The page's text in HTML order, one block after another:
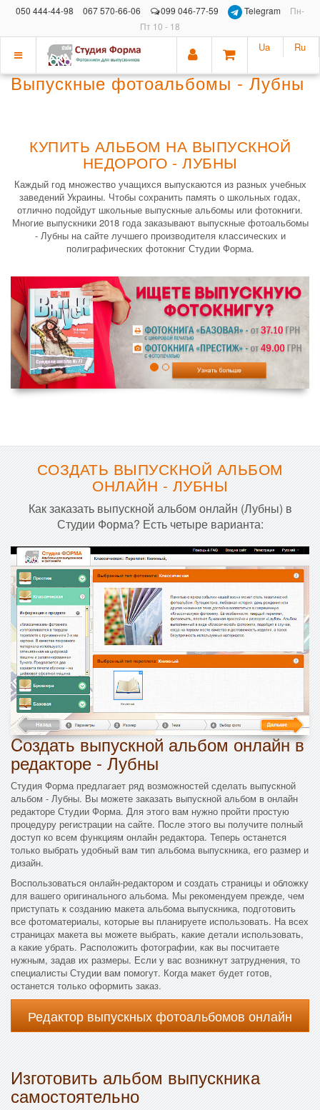
050 444-44-98 067 570-66-06 099 046-77-59 Telegram
Пн-
Пт 10 - 18
Показать
меню
Ua Ru
Выпускные фотоальбомы - Лубны
КУПИТЬ АЛЬБОМ НА ВЫПУСКНОЙ
НЕДОРОГО - ЛУБНЫ
Каждый год множество учащихся выпускаются из разных учебных
заведений Украины. Чтобы сохранить память о школьных годах,
отлично подойдут школьные выпускные альбомы или фотокниги.
Многие выпускники 2018 года заказывают выпускные фотоальбомы
- Лубны на сайте лучшего производителя классических и
полиграфических фотокниг Студии Форма.
СОЗДАТЬ ВЫПУСКНОЙ АЛЬБОМ
ОНЛАЙН - ЛУБНЫ
Как заказать выпускной альбом онлайн (Лубны) в
Студии Форма? Есть четыре варианта:
Cоздать выпускной альбом онлайн в
редакторе - Лубны
Студия Форма предлагает ряд возможностей сделать выпускной
альбом - Лубны. Вы можете заказать выпускной альбом в онлайн
редакторе Студии Форма. Для этого вам нужно пройти простую
процедуру регистрации на сайте. После этого вы получите полный
доступ ко всем функциям онлайн редактора. Теперь останется
только выбрать удобный вам тип альбома выпускника, его размер и
дизайн.
Воспользоваться онлайн-редактором и создать страницы и обложку
для вашего оригинального альбома. Мы рекомендуем прежде, чем
приступать к созданию макета альбома выпускника, подготовить
все фотоматериалы, которые вы планируете использовать. На всех
страницах макета вы можете выбрать, какие детали использовать,
а какие убрать. Расположить фотографии, как вы посчитаете
нужным, задав их размеры. Если у вас возникнут затруднения, то
специалисты Студии вам помогут. Когда макет будет готов,
останется только оформить заказ.
Редактор выпускных фотоальбомов онлайн
Изготовить альбом выпускника
самостоятельно